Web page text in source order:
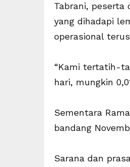
Tabrani, peserta
yang dihadapi
operasional
“Kami tertatih-
hari, mungkin
Sementara
bandang
Sarana dan